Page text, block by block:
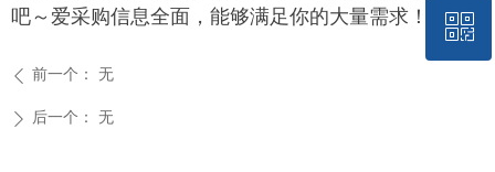
吧～爱采购信息全面，能够满足你的大量需求！
ꄴ 前一个： 无
ꄲ 后一个： 无
QQ客服
ꀥ